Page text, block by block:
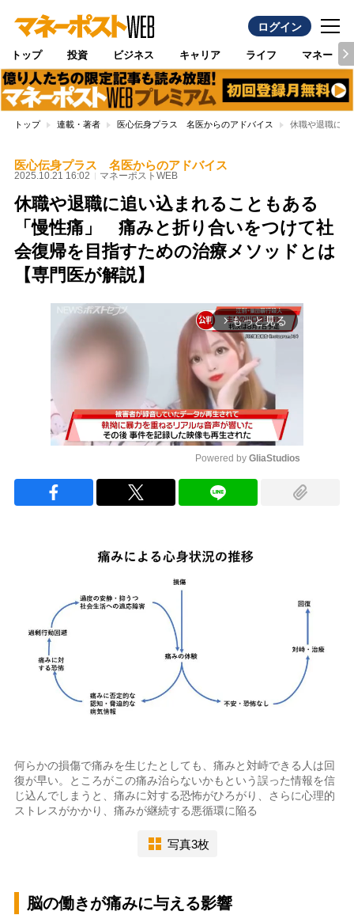
ログイン
トップ 投資 ビジネス キャリア ライフ マネー
トップ 連載・著者 医心伝身プラス 名医からのアドバイス 休職や退職に
医心伝身プラス 名医からのアドバイス
2025.10.21 16:02 マネーポストWEB
休職や退職に追い込まれることもある
「慢性痛」 痛みと折り合いをつけて社
会復帰を目指すための治療メソッドとは
【専門医が解説】
arrow_forward_ios もっと見る
Powered by GliaStudios
何らかの損傷で痛みを生じたとしても、痛みと対峙できる人は回
復が早い。ところがこの痛み治らないかもという誤った情報を信
じ込んでしまうと、痛みに対する恐怖がひろがり、さらに心理的
ストレスがかかり、痛みが継続する悪循環に陥る
写真3枚
脳の働きが痛みに与える影響